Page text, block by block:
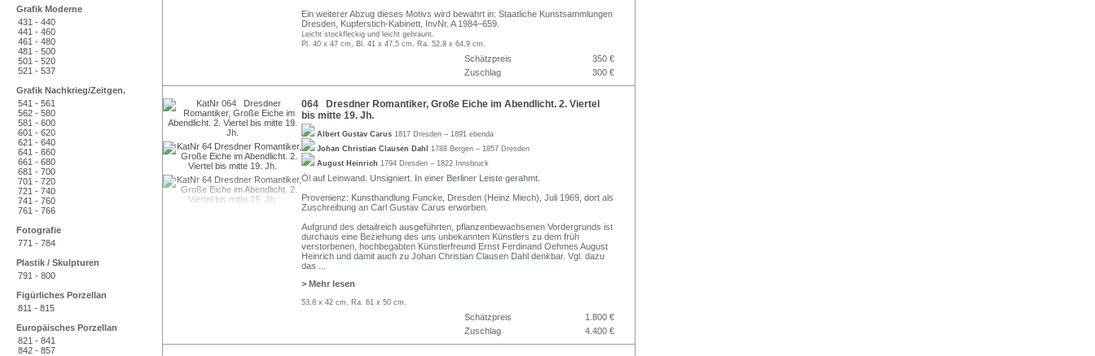
Grafik Moderne
431 - 440
441 - 460
461 - 480
481 - 500
501 - 520
521 - 537
Grafik Nachkrieg/Zeitgen.
541 - 561
562 - 580
581 - 600
601 - 620
621 - 640
641 - 660
661 - 680
681 - 700
701 - 720
721 - 740
741 - 760
761 - 766
Fotografie
771 - 784
Plastik / Skulpturen
791 - 800
Figürliches Porzellan
811 - 815
Europäisches Porzellan
821 - 841
842 - 857
Ein weiterer Abzug dieses Motivs wird bewahrt in: Staatliche Kunstsammlungen
Dresden, Kupferstich-Kabinett, InvNr. A 1984–659.
Leicht stockfleckig und leicht gebräunt.
Pl. 40 x 47 cm, Bl. 41 x 47,5 cm, Ra. 52,8 x 64,9 cm.
Schätzpreis
350 €
Zuschlag
300 €
064 Dresdner Romantiker, Große Eiche im Abendlicht. 2. Viertel
bis mitte 19. Jh.
Albert Gustav Carus 1817 Dresden – 1891 ebenda
Johan Christian Clausen Dahl 1788 Bergen – 1857 Dresden
August Heinrich 1794 Dresden – 1822 Innsbruck
Öl auf Leinwand. Unsigniert. In einer Berliner Leiste gerahmt.
Provenienz: Kunsthandlung Funcke, Dresden (Heinz Miech), Juli 1969, dort als
Zuschreibung an Carl Gustav Carus erworben.
Aufgrund des detailreich ausgeführten, pflanzenbewachsenen Vordergrunds ist
durchaus eine Beziehung des uns unbekannten Künstlers zu dem früh
verstorbenen, hochbegabten Künstlerfreund Ernst Ferdinand Oehmes August
Heinrich und damit auch zu Johan Christian Clausen Dahl denkbar. Vgl. dazu
das
> Mehr lesen
53,8 x 42 cm, Ra. 61 x 50 cm.
Schätzpreis
1.800 €
Zuschlag
4.400 €